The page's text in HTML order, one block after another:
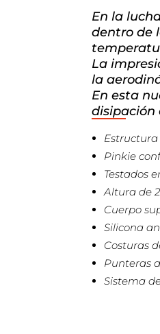
En la
dentro de
La
la
En esta
disipación
Pinkie
Testados
Altura de
Cuerpo
Silicona
Costuras
Punteras
Sistema